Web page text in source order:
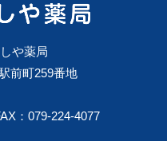
や薬局
前町259番地
：079-224-4077